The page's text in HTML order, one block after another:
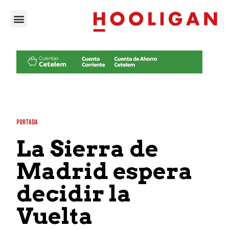
PORTADA
La Sierra de
Madrid espera
decidir la
Vuelta